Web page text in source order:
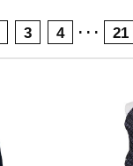
ットサル
3 4 ･･･ 21